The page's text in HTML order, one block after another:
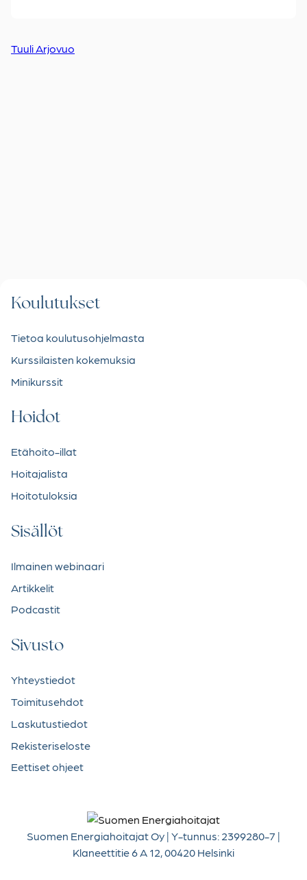
Tuuli Arjovuo
Koulutukset
Tietoa koulutusohjelmasta
Kurssilaisten kokemuksia
Minikurssit
Hoidot
Etähoito-illat
Hoitajalista
Hoitotuloksia
Sisällöt
Ilmainen webinaari
Artikkelit
Podcastit
Sivusto
Yhteystiedot
Toimitusehdot
Laskutustiedot
Rekisteriseloste
Eettiset ohjeet
Suomen Energiahoitajat Oy | Y-tunnus: 2399280-7 |
Klaneettitie 6 A 12, 00420 Helsinki